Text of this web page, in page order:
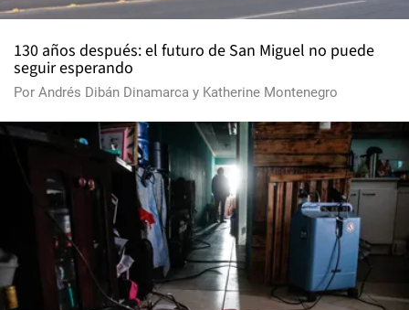
130 años después: el futuro de San Miguel no puede
seguir esperando
Por Andrés Dibán Dinamarca y Katherine Montenegro